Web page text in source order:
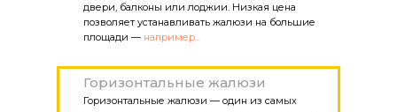
Горизонтальные жалюзи
Горизонтальные жалюзи — один из самых
двери, балконы или лоджии. Низкая цена
позволяет устанавливать жалюзи на большие
площади — например...